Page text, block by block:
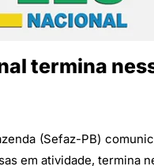
termina
(Sefaz-PB)
em atividade, termina